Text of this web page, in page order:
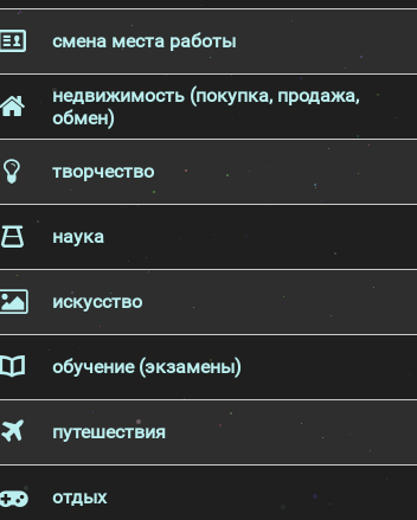
смена места работы
недвижимость (покупка, продажа,
обмен)
творчество
наука
искусство
обучение (экзамены)
путешествия
отдых